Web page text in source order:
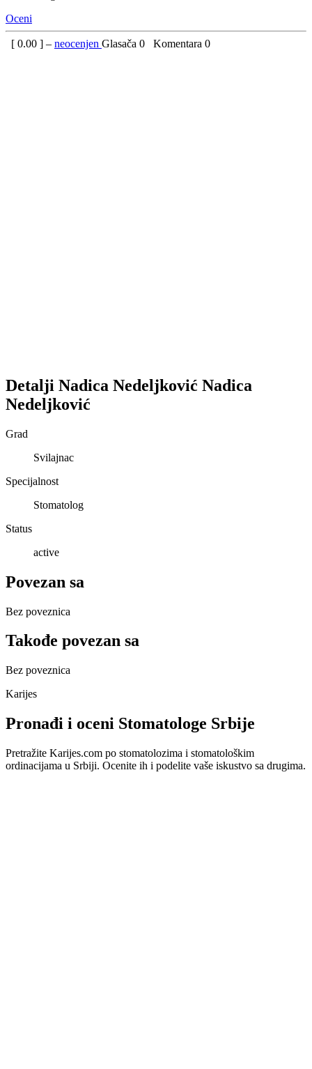
Oceni
[ 0.00 ] – neocenjen Glasača 0 Komentara 0
Detalji Nadica Nedeljković Nadica
Nedeljković
Grad
Svilajnac
Specijalnost
Stomatolog
Status
active
Povezan sa
Bez poveznica
Takođe povezan sa
Bez poveznica
Karijes
Pronađi i oceni Stomatologe Srbije
Pretražite Karijes.com po stomatolozima i stomatološkim
ordinacijama u Srbiji. Ocenite ih i podelite vaše iskustvo sa drugima.